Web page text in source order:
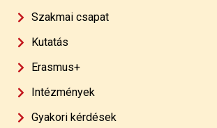
Szakmai csapat
Kutatás
Erasmus+
Intézmények
Gyakori kérdések